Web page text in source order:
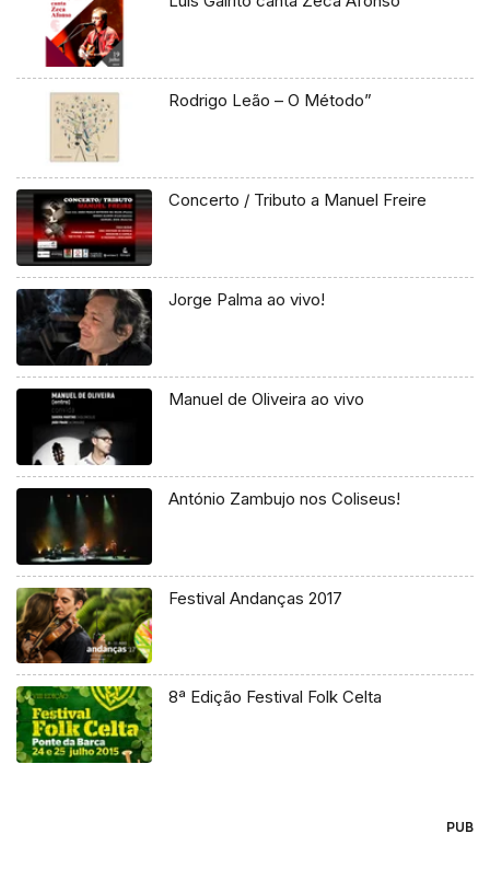
Rodrigo Leão – O Método”
Concerto / Tributo a Manuel Freire
Jorge Palma ao vivo!
Manuel de Oliveira ao vivo
António Zambujo nos Coliseus!
Festival Andanças 2017
8ª Edição Festival Folk Celta
PUB